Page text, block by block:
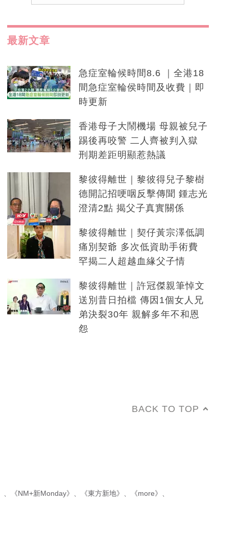
最新文章
急症室輪候時間8.6 ｜全港18
間急症室輪侯時間及收費｜即
時更新
香港母子大鬧機場 母親被兒子
踢後再咬警 二人齊被判入獄
刑期差距明顯惹熱議
黎彼得離世｜黎彼得兒子黎樹
德開記招哽咽反擊傳聞 鍾志光
澄清2點 揭父子真實關係
黎彼得離世｜契仔黃宗澤低調
痛別契爺 多次低資助手術費
罕揭二人超越血緣父子情
黎彼得離世｜許冠傑親筆悼文
送別昔日拍檔 傳因1個女人兄
弟決裂30年 親解多年不和恩
怨
BACK TO TOP
《NM+新Monday》 《東方新地》 《more》